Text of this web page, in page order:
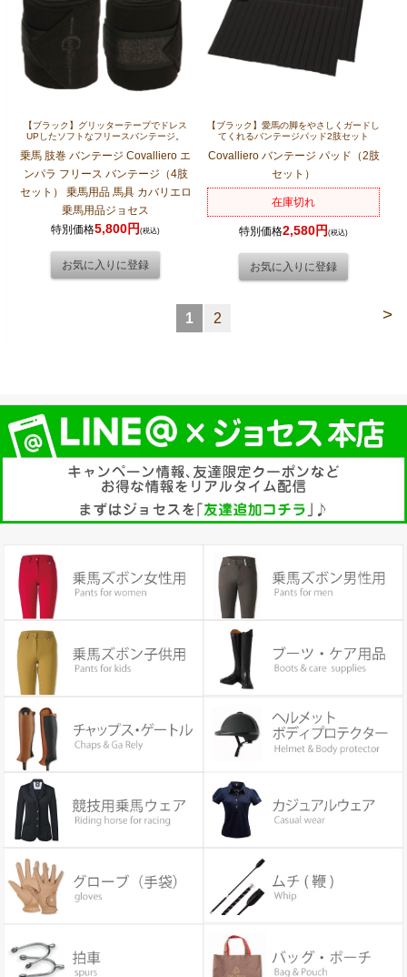
【ブラック】グリッターテープでドレス
UPしたソフトなフリースバンテージ。
乗馬 肢巻 バンテージ Covalliero エ
ンパラ フリース バンテージ（4肢
セット） 乗馬用品 馬具 カバリエロ
乗馬用品ジョセス
特別価格5,800円(税込)
【ブラック】愛馬の脚をやさしくガードし
てくれるバンテージパッド2肢セット
Covalliero バンテージ パッド（2肢
セット）
在庫切れ
特別価格2,580円(税込)
>
1 2